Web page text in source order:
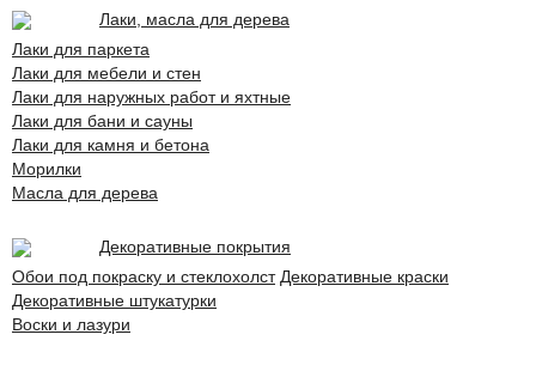
Лаки, масла для дерева
Лаки для паркета
Лаки для мебели и стен
Лаки для наружных работ и яхтные
Лаки для бани и сауны
Лаки для камня и бетона
Морилки
Масла для дерева
Декоративные покрытия
Обои под покраску и стеклохолст Декоративные краски
Декоративные штукатурки
Воски и лазури